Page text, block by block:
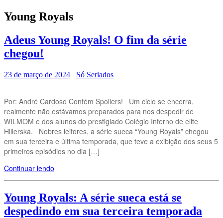
Young Royals
Adeus Young Royals! O fim da série
chegou!
23 de março de 2024 Só Seriados
Por: André Cardoso Contém Spoilers! Um ciclo se encerra,
realmente não estávamos preparados para nos despedir de
WILMOM e dos alunos do prestigiado Colégio Interno de elite
Hillerska. Nobres leitores, a série sueca “Young Royals” chegou
em sua terceira e última temporada, que teve a exibição dos seus 5
primeiros episódios no dia […]
Continuar lendo
Young Royals: A série sueca está se
despedindo em sua terceira temporada